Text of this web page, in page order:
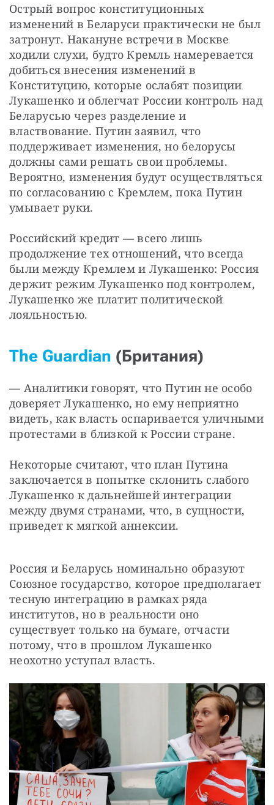
Острый вопрос конституционных
изменений в Беларуси практически не был
затронут. Накануне встречи в Москве
ходили слухи, будто Кремль намеревается
добиться внесения изменений в
Конституцию, которые ослабят позиции
Лукашенко и облегчат России контроль над
Беларусью через разделение и
властвование. Путин заявил, что
поддерживает изменения, но белорусы
должны сами решать свои проблемы.
Вероятно, изменения будут осуществляться
по согласованию с Кремлем, пока Путин
умывает руки.
Российский кредит — всего лишь
продолжение тех отношений, что всегда
были между Кремлем и Лукашенко: Россия
держит режим Лукашенко под контролем,
Лукашенко же платит политической
лояльностью.
The Guardian (Британия)
— Аналитики говорят, что Путин не особо
доверяет Лукашенко, но ему неприятно
видеть, как власть оспаривается уличными
протестами в близкой к России стране.
Некоторые считают, что план Путина
заключается в попытке склонить слабого
Лукашенко к дальнейшей интеграции
между двумя странами, что, в сущности,
приведет к мягкой аннексии.
Россия и Беларусь номинально образуют
Союзное государство, которое предполагает
тесную интеграцию в рамках ряда
институтов, но в реальности оно
существует только на бумаге, отчасти
потому, что в прошлом Лукашенко
неохотно уступал власть.